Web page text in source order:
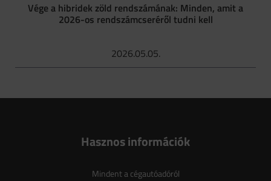
Vége a hibridek zöld rendszámának: Minden, amit a
2026-os rendszámcseréről tudni kell
2026.05.05.
Hasznos információk
Mindent a cégautóadóról